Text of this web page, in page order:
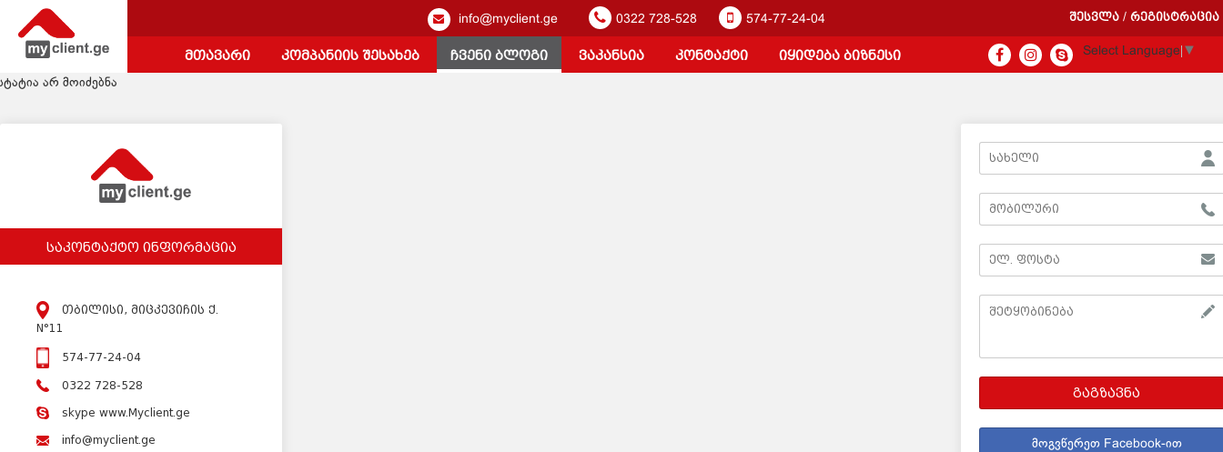
info@myclient.ge 0322 728-528 574-77-24-04 შესვლა / რეგისტრაცია
მთავარი კომპანიის შესახებ ჩვენი ბლოგი ვაკანსია კონტაქტი იყიდება ბიზნესი Select Language ▼
არ მოიძებნა
საკონტაქტო ინფორმაცია
თბილისი, მიცკევიჩის ქ.
N°11
574-77-24-04
0322 728-528
skype www.Myclient.ge
info@myclient.ge
გაგზავნა
მოგვწერეთ Facebook-ით